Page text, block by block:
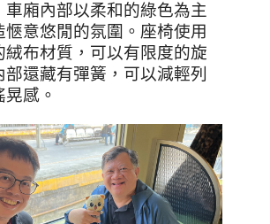
車廂內部以柔和的綠色為主
愜意悠閒的氛圍。座椅使用
絨布材質，可以有限度的旋
還藏有彈簧，可以減輕列
感。